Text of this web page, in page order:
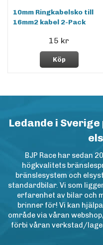
10mm Ringkabelsko till
16mm2 kabel 2-Pack
15 kr
Köp
Ledande i
BJP Race har sedan
högkvalitets
bränslesystem och
standardbilar. Vi som
erfarenhet av bilar och
brinner för! Vi kan
område via våran
förbi våran verkstad/